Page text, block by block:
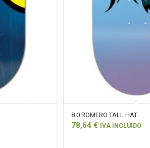
8.0 ROMERO TALL HAT
78,64€ IVA INCLUIDO